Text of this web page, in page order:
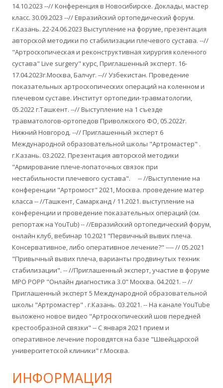
14.10.2023 --// Конференция в Новосибирске. Доклады, мастер
класс. 30.09.2023 --// Евразийский ортопедический форум.
г.Казань. 22-24.06.2023 Выступление на форуме, презентация
авторской методики по стабилизации плечевого сустава. --//
"Артроскопическая и реконструктивная хирургия коленного
сустава" Live surgery" курс, Приглашенный эксперт. 16-
17.04.2023г.Москва, Балчуг. --// Узбекистан. Проведение
показательных артроскопических операций на коленном и
плечевом суставе. Институт ортопедии-травматологии,
05.2022 г.Ташкент. --// Выступление на 1 съезде
травматологов-ортопедов Приволжского ФО, 05.2022г.
Нижний Новгород. --// Приглашенный эксперт 6
Международной образовательной школы "Артромастер" .
г.Казань. 03.2022. Презентация авторской методики
"Армирование плече-лопаточных связок при
нестабильности плечевого сустава". -- //Выступление на
конференции "Артромост" 2021, Москва. проведение матер
класса -- //Ташкент, Самарканд / 11.2021. выступление на
конференции и проведение показательных операций (см.
репортаж на YouTub) -- //Евразийский ортопедический форум,
онлайн клуб, вебинар 10.2021 "Первичный вывих плеча.
Консервативное, либо оперативное лечение?" ---- // 05.2021
"Привычный вывих плеча, варианты продвинутых техник
стабилизации". -- //Приглашенный эксперт, участие в форуме
МРО РОРР "Онлайн диагностика 3.0" Москва. 04.2021. -- //
Приглашенный эксперт 5 Международной образовательной
школы "Артромастер" . г.Казань. 03.2021. -- На канале YouTube
выложено новое видео "Артроскопический шов передней
крестообразной связки" -- С января 2021 прием и
оперативное лечение поровдятся на базе "Швейцарской
университетской клиники" г.Москва.
ИНФОРМАЦИЯ